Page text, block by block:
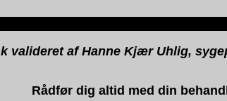
valideret af Hanne Kjær Uhlig,
Rådfør dig altid med din